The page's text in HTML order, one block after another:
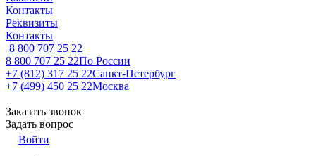
Контакты
Реквизиты
Контакты
8 800 707 25 22
8 800 707 25 22По России
+7 (812) 317 25 22Санкт-Петербург
+7 (499) 450 25 22Москва
Заказать звонок
Задать вопрос
Войти